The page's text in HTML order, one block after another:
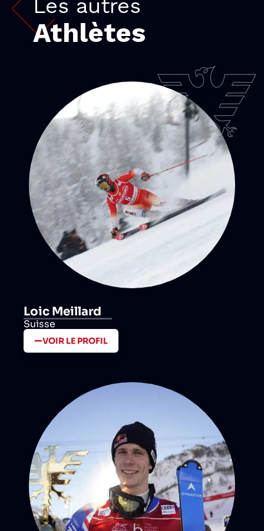
Les autres
Athlètes
Loic Meillard
Suisse
VOIR LE PROFIL